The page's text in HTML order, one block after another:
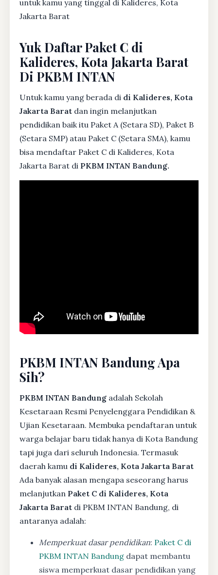
untuk kamu yang tinggal di Kalideres, Kota
Jakarta Barat
Yuk Daftar Paket C di
Kalideres, Kota Jakarta Barat
Di PKBM INTAN
Untuk kamu yang berada di di Kalideres, Kota
Jakarta Barat dan ingin melanjutkan
pendidikan baik itu Paket A (Setara SD), Paket B
(Setara SMP) atau Paket C (Setara SMA), kamu
bisa mendaftar Paket C di Kalideres, Kota
Jakarta Barat di PKBM INTAN Bandung.
PKBM INTAN Bandung Apa
Sih?
PKBM INTAN Bandung adalah Sekolah
Kesetaraan Resmi Penyelenggara Pendidikan &
Ujian Kesetaraan. Membuka pendaftaran untuk
warga belajar baru tidak hanya di Kota Bandung
tapi juga dari seluruh Indonesia. Termasuk
daerah kamu di Kalideres, Kota Jakarta Barat
Ada banyak alasan mengapa seseorang harus
melanjutkan Paket C di Kalideres, Kota
Jakarta Barat di PKBM INTAN Bandung, di
antaranya adalah:
Memperkuat dasar pendidikan: Paket C di
PKBM INTAN Bandung dapat membantu
siswa memperkuat dasar pendidikan yang